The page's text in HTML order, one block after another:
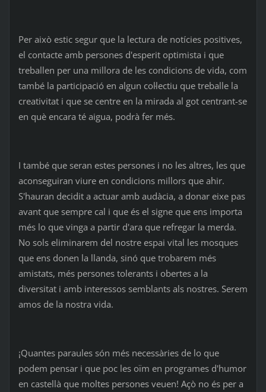
Per això estic segur que la lectura de notícies positives,
el contacte amb persones d'esperit optimista i que
treballen per una millora de les condicions de vida, com
també la participació en algun col·lectiu que treballe la
creativitat i que se centre en la mirada al got centrant-se
en què encara té aigua, podrà fer més.
I també que seran estes persones i no les altres, les que
aconseguiran viure en condicions millors que ahir.
S'hauran decidit a actuar amb audàcia, a donar eixe pas
avant que sempre cal i que és el signe que ens importa
més lo que vinga a partir d'ara que refregar la merda.
No sols eliminarem del nostre espai vital les mosques
que ens donen la llanda, sinó que trobarem més
amistats, més persones tolerants i obertes a la
diversitat i amb interessos semblants als nostres. Serem
amos de la nostra vida.
¡Quantes paraules són més necessàries de lo que
podem pensar i que poc les oïm en programes d'humor
en castellà que moltes persones veuen! Açò no és per a